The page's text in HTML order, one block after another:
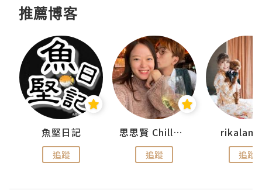
推薦博客
魚堅日記
追蹤
思思賢 ChillMyBabe
追蹤 追蹤